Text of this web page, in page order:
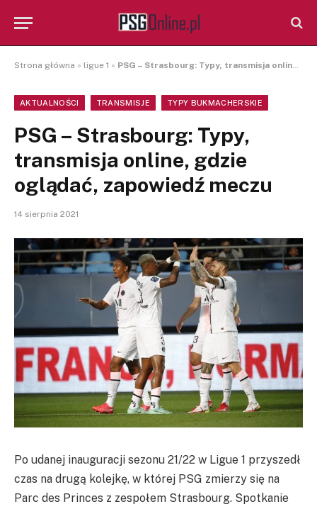
Strona główna » ligue 1 » PSG – Strasbourg: Typy, transmisja online, gdzie oglądać, zapowiedź meczu
AKTUALNOŚCI TRANSMISJE TYPY BUKMACHERSKIE
PSG – Strasbourg: Typy,
transmisja online, gdzie
oglądać, zapowiedź meczu
14 sierpnia 2021
Po udanej inauguracji sezonu 21/22 w Ligue 1 przyszedł
czas na drugą kolejkę, w której PSG zmierzy się na
Parc des Princes z zespołem Strasbourg. Spotkanie